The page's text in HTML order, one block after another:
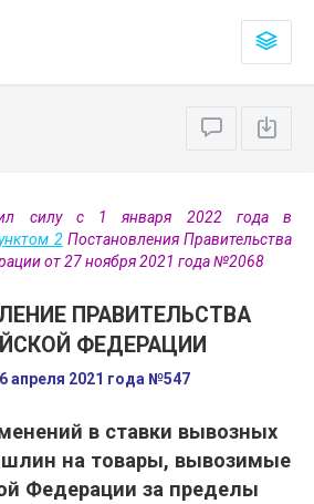
силу с 1 января 2022 года в
2Постановления Правительства
от 27 ноября 2021 года №2068
ПРАВИТЕЛЬСТВА
ФЕДЕРАЦИИ
апреля 2021 года №547
в ставки вывозных
на товары, вывозимые
Федерации за пределы